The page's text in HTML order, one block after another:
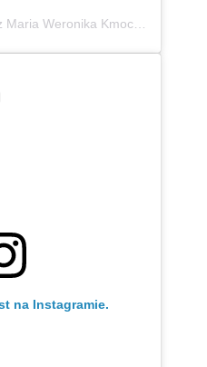
Maria Weronika Kmoch
na Instagramie.